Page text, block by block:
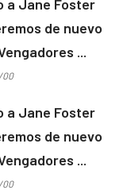
a Jane Foster
de nuevo
...
00
a Jane Foster
de nuevo
...
00